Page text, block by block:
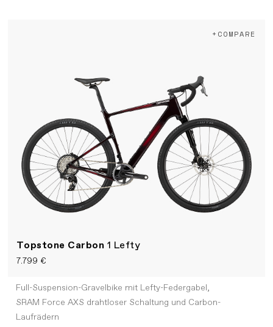
Topstone Carbon 1 Lefty
7.799 €
+COMPARE
Full-Suspension-Gravelbike mit Lefty-Federgabel,
SRAM Force AXS drahtloser Schaltung und Carbon-
Laufrädern